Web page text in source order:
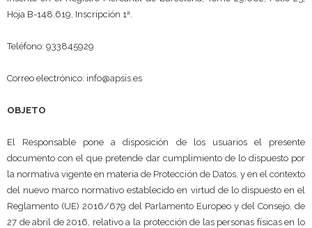
Hoja B-148.619, Inscripción 1ª.
Teléfono: 933845929
Correo electrónico: info@apsis.es
OBJETO
El Responsable pone a disposición de los usuarios el presente
documento con el que pretende dar cumplimiento de lo dispuesto por
la normativa vigente en materia de Protección de Datos, y en el contexto
del nuevo marco normativo establecido en virtud de lo dispuesto en el
Reglamento (UE) 2016/679 del Parlamento Europeo y del Consejo, de
27 de abril de 2016, relativo a la protección de las personas físicas en lo